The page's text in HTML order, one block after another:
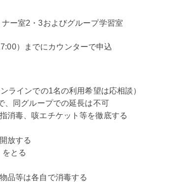
ー室2・3およびグループ学習室
）までにカウンターで申込
ラインでの1名の利用希望は応相談）
、同グループでの延長は不可
消毒、咳エチケット等を徹底する
放する
とる
品等は各自で消毒する